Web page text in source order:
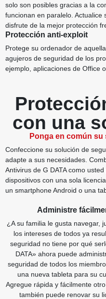
solo son posibles gracias a la
funcionan en paralelo. Actualice
disfrute de la mejor protección
Protección anti-exploit
Protege su ordenador de
agujeros de seguridad de los
ejemplo, aplicaciones de Office
con una
Ponga en común
Confeccione su solución de
adapte a sus necesidades.
Antivirus de G DATA como
dispositivos con una sola
un smartphone Android o una
Administre
¿A su familia le gusta navegar,
los intereses de todos ya
seguridad no tiene por qué
DATA» ahora puede
seguridad de todos los
una nueva tableta para su
Agregue rápida y fácilmente
también puede renovar su